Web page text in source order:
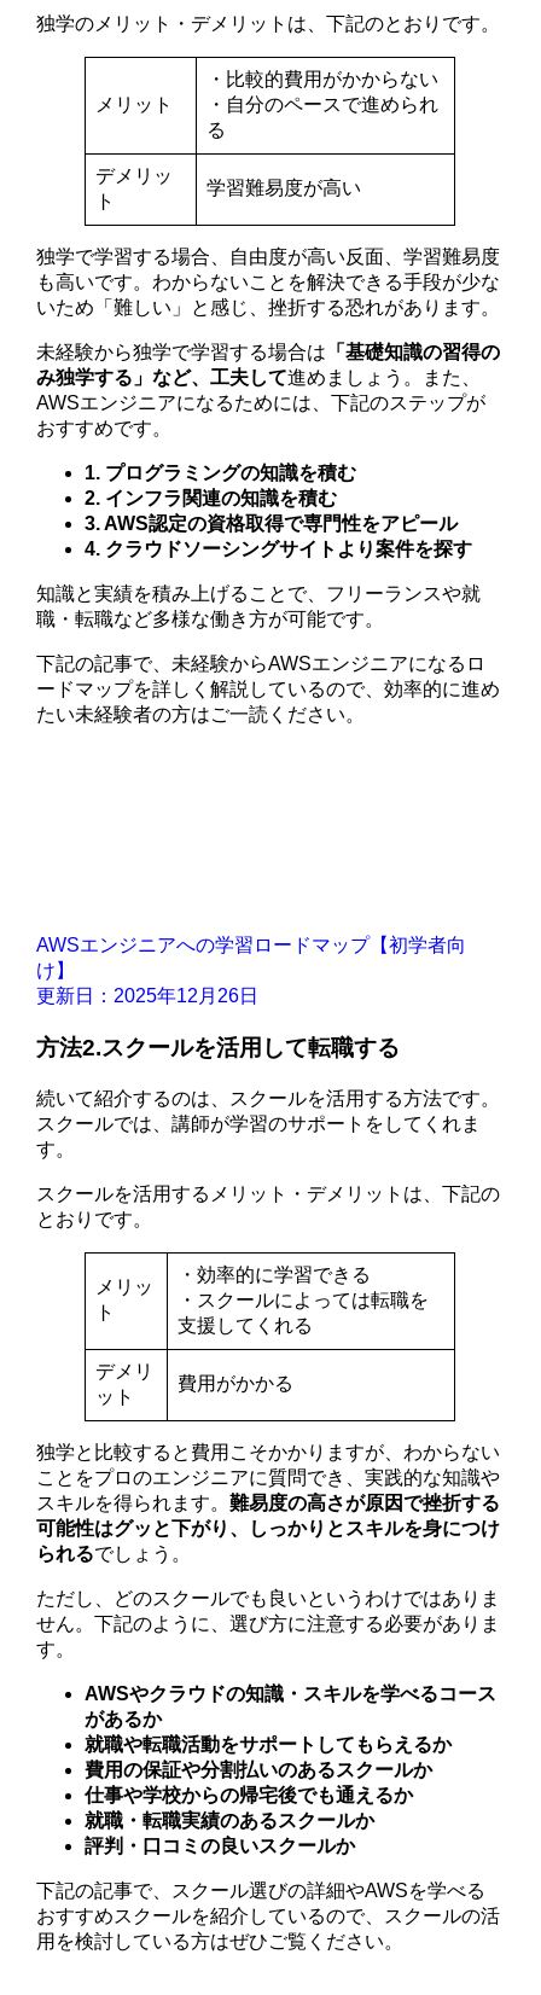
独学のメリット・デメリットは、下記のとおりです。
メリット
・比較的費用がかからない
・自分のペースで進められ
る
デメリッ
ト
学習難易度が高い
独学で学習する場合、自由度が高い反面、学習難易度
も高いです。わからないことを解決できる手段が少な
いため「難しい」と感じ、挫折する恐れがあります。
未経験から独学で学習する場合は 「基礎知識の習得の
み独学する」など、工夫して進めましょう。また、
AWSエンジニアになるためには、下記のステップが
おすすめです。
1. プログラミングの知識を積む
2. インフラ関連の知識を積む
3. AWS認定の資格取得で専門性をアピール
4. クラウドソーシングサイトより案件を探す
知識と実績を積み上げることで、フリーランスや就
職・転職など多様な働き方が可能です。
下記の記事で、未経験からAWSエンジニアになるロ
ードマップを詳しく解説しているので、効率的に進め
たい未経験者の方はご一読ください。
AWSエンジニアへの学習ロードマップ【初学者向
け】
更新日：2025年12月26日
方法2.スクールを活用して転職する
続いて紹介するのは、スクールを活用する方法です。
スクールでは、講師が学習のサポートをしてくれま
す。
スクールを活用するメリット・デメリットは、下記の
とおりです。
メリッ
ト
・効率的に学習できる
・スクールによっては転職を
支援してくれる
デメリ
ット
費用がかかる
独学と比較すると費用こそかかりますが、わからない
ことをプロのエンジニアに質問でき、実践的な知識や
スキルを得られます。難易度の高さが原因で挫折する
可能性はグッと下がり、しっかりとスキルを身につけ
られるでしょう。
ただし、どのスクールでも良いというわけではありま
せん。下記のように、選び方に注意する必要がありま
す。
AWSやクラウドの知識・スキルを学べるコース
があるか
就職や転職活動をサポートしてもらえるか
費用の保証や分割払いのあるスクールか
仕事や学校からの帰宅後でも通えるか
就職・転職実績のあるスクールか
評判・口コミの良いスクールか
下記の記事で、スクール選びの詳細やAWSを学べる
おすすめスクールを紹介しているので、スクールの活
用を検討している方はぜひご覧ください。